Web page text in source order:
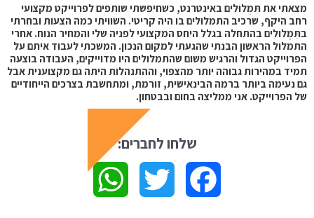
מצאתי את תִּמְלוּלִים באינטרנט, כשחיפשתי שותפים לפרוייקט מקצועי
רחב היקף, שרכיב התמלולים בו היה קריטי. השוויתי כמה הצעות ובחרתי
בתִּמְלוּלִים בהתחלה בגלל היחס המקצועי לפניה שלי והמחיר הנוח. אחרי
התמלול הראשון הבנתי שהגעתי למקום הנכון. המשכתי לעבוד איתם על
הפרוייקט הגדול והרגיש משום שהתמלולים היו מדוייקים, העבודה בוצעה
תמיד במהירות גבוהה יותר מהצפוי, וההתנהלות היתה גם מקצוענית אבל
גם נעימה ביותר ברמה הבינאישית, זורמת, ומתחשבת בצרכים הייחודיים
של הפרוייקט. אני ממליצה בחום ובבטחון.
שלחו לחברים:
F
T
W